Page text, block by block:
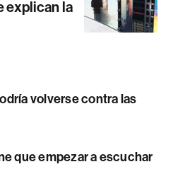
explican la
volverse contra las
que empezar a escuchar